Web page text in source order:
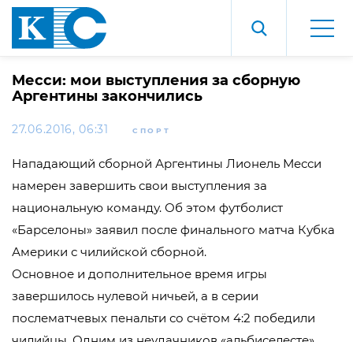
Месси: мои выступления за сборную
Аргентины закончились
27.06.2016, 06:31 СПОРТ
Нападающий сборной Аргентины Лионель Месси
намерен завершить свои выступления за
национальную команду. Об этом футболист
«Барселоны» заявил после финального матча Кубка
Америки с чилийской сборной.
Основное и дополнительное время игры
завершилось нулевой ничьей, а в серии
послематчевых пенальти со счётом 4:2 победили